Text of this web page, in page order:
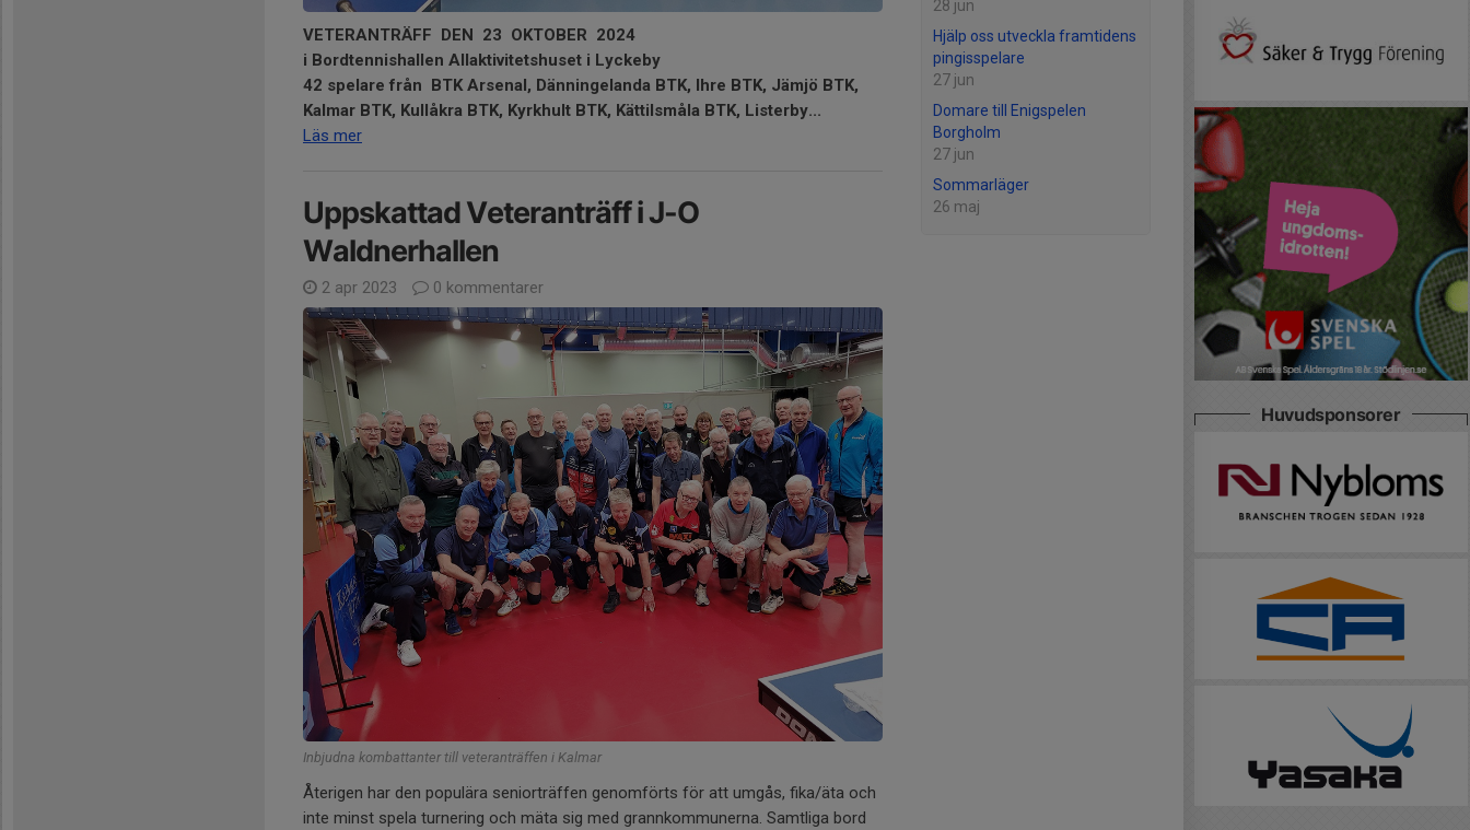
28 jun
Hjälp oss utveckla framtidens
pingisspelare
27 jun
Domare till Enigspelen
Borgholm
27 jun
Sommarläger
26 maj
VETERANTRÄFF DEN 23 OKTOBER 2024
i Bordtennishallen Allaktivitetshuset i Lyckeby
42 spelare från BTK Arsenal, Dänningelanda BTK, Ihre BTK, Jämjö BTK,
Kalmar BTK, Kullåkra BTK, Kyrkhult BTK, Kättilsmåla BTK, Listerby...
Läs mer
Uppskattad Veteranträff i J-O
Waldnerhallen
2 apr 2023 0 kommentarer
Inbjudna kombattanter till veteranträffen i Kalmar
Återigen har den populära seniorträffen genomförts för att umgås, fika/äta och
inte minst spela turnering och mäta sig med grannkommunerna. Samtliga bord
Huvudsponsorer